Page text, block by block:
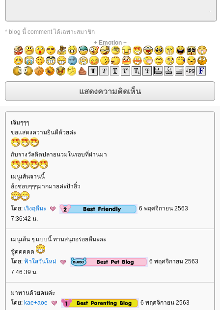
* blog นี้ comment ได้เฉพาะสมาชิก
+ Emotion+
เจิมๆๆๆ
ขอแสดงความยินดีด้วยค่ะ
กับรางวัลติดปลายนวมในรอบที่ผ่านมา
เมนูเส้นจานนี้
อ้อชอบๆๆๆมากมายค่ะป้าอิ๋ว
ดย: เริงฤดีนะ
6 พฤศจิกายน 2563
7:36:42 น.
เมนูเส้น ๆ แบบนี้ ทานสนุกอร่อยดีนะคะ
ซู้ดดดดด
ดย: ฟ้าใสวันใหม่
6 พฤศจิกายน 2563
7:46:39 น.
มาทานด้วยคนค่ะ
ดย: kae+aoe
6 พฤศจิกายน 2563